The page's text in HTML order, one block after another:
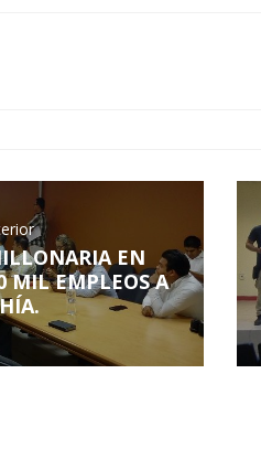
EN
MIL EMPLEOS A